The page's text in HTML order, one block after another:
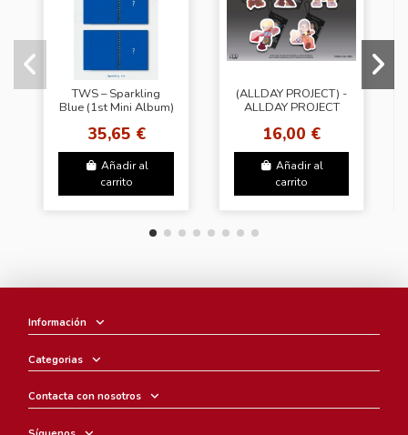
TWS – Sparkling
Blue (1st Mini Album)
Gift
35,65 €
Añadir al
carrito
(ALLDAY PROJECT) -
ALLDAY PROJECT
- Random Cover]
16,00 €
Añadir al
carrito
Información
Categorias
Contacta con nosotros